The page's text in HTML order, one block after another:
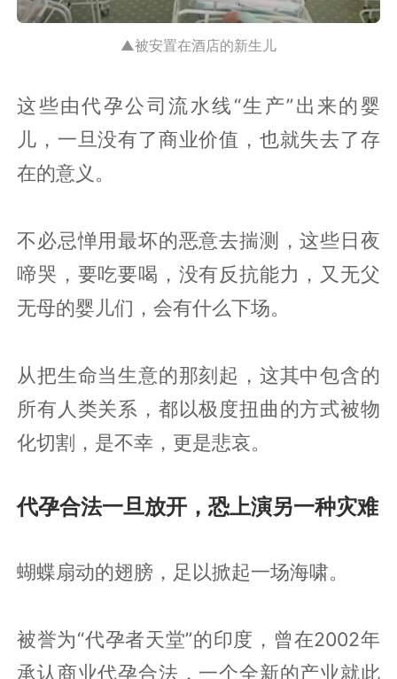
▲被安置在酒店的新生儿
这些由代孕公司流水线“生产”出来的婴
儿，一旦没有了商业价值，也就失去了存
在的意义。
不必忌惮用最坏的恶意去揣测，这些日夜
啼哭，要吃要喝，没有反抗能力，又无父
无母的婴儿们，会有什么下场。
从把生命当生意的那刻起，这其中包含的
所有人类关系，都以极度扭曲的方式被物
化切割，是不幸，更是悲哀。
代孕合法一旦放开，恐上演另一种灾难
蝴蝶扇动的翅膀，足以掀起一场海啸。
被誉为“代孕者天堂”的印度，曾在2002年
承认商业代孕合法，一个全新的产业就此